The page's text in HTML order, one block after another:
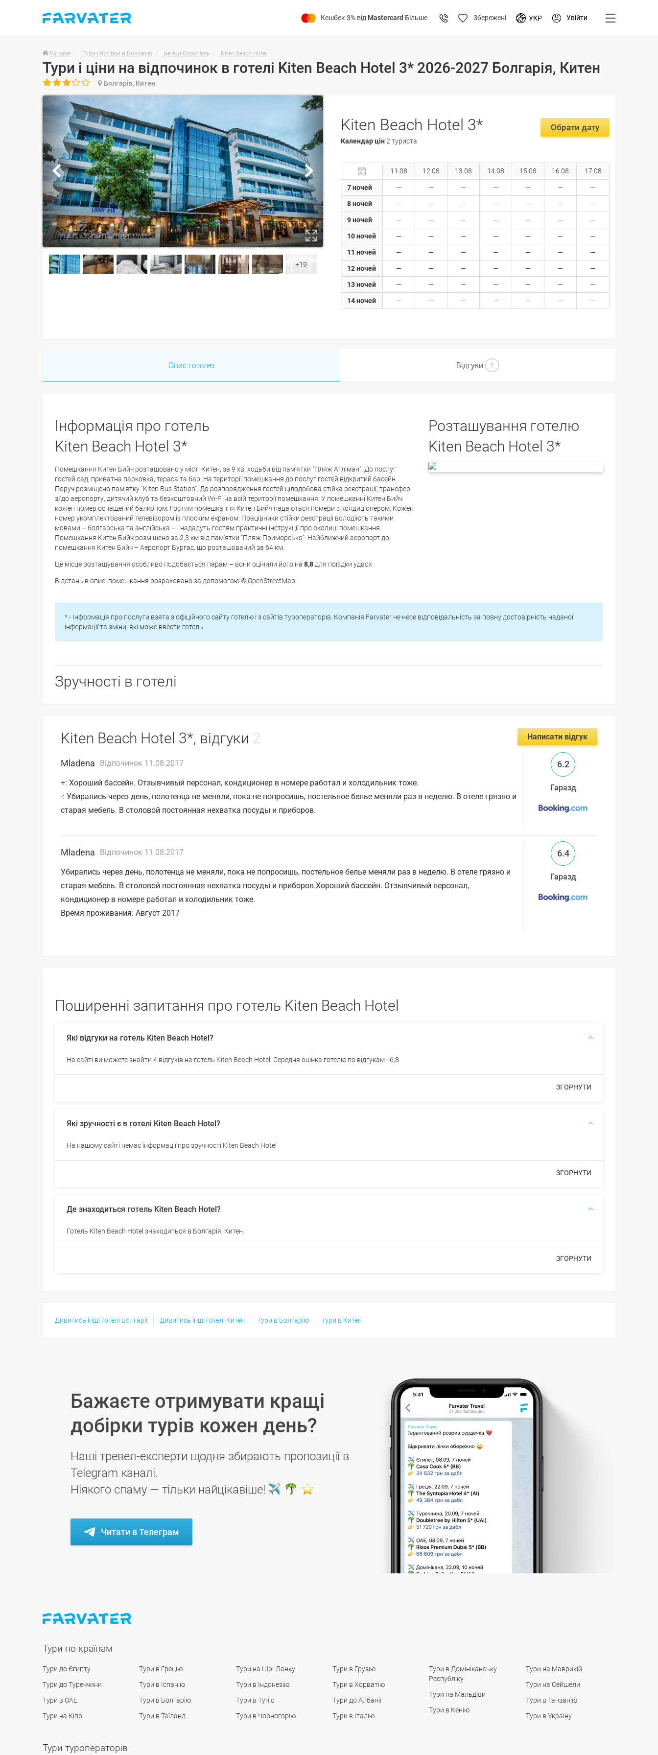
Кешбек 3% від Mastercard Більше Збережені УКР Увійти
Farvater Тури і путівки в Болгарію регіон Созополь Kiten Beach Hotel
Тури і ціни на відпочинок в готелі Kiten Beach Hotel 3* 2026-2027 Болгарія, Китен
 Болгарія, Китен
+19
Kiten Beach Hotel 3*
Календар цін2 туриста
Обрати дату
7 ночей
8 ночей
9 ночей
10 ночей
11 ночей
12 ночей
13 ночей
14 ночей
11.08 12.08 13.08 14.08 15.08 16.08 17.08
Опис готелю Відгуки 2
Інформація про готель
Kiten Beach Hotel 3*
Помешкання Китен Бийч розташовано у місті Китен, за 9 хв. ходьби від пам'ятки "Пляж Атліман". До послуг
гостей сад, приватна парковка, тераса та бар. На території помешкання до послуг гостей відкритий басейн.
Поруч розміщено пам'ятку "Kiten Bus Station". До розпорядження гостей цілодобова стійка реєстрації, трансфер
з/до аеропорту, дитячий клуб та безкоштовний Wi-Fi на всій території помешкання. У помешканні Китен Бийч
кожен номер оснащений балконом. Гостям помешкання Китен Бийч надаються номери з кондиціонером. Кожен
номер укомплектований телевізором із плоским екраном. Працівники стійки реєстрації володіють такими
мовами – болгарська та англійська – і нададуть гостям практичні інструкції про околиці помешкання.
Помешкання Китен Бийч розміщено за 2,3 км від пам'ятки "Пляж Приморсько". Найближчий аеропорт до
помешкання Китен Бийч – Аеропорт Бургас, що розташований за 64 км.
Це місце розташування особливо подобається парам – вони оцінили його на8,8для поїздки удвох.
Відстань в описі помешкання розраховано за допомогою © OpenStreetMap
Розташування готелю
Kiten Beach Hotel 3*
* - Інформація про послуги взята з офіційного сайту готелю і з сайтів туроператорів. Компанія Farvater не несе відповідальність за повну достовірність наданої
інформації та зміни, які може ввести готель.
Зручності в готелі
Kiten Beach Hotel 3*, відгуки 2 Написати відгук
Mladena Відпочинок 11.08.2017
+: Хороший бассейн. Отзывчивый персонал, кондиционер в номере работал и холодильник тоже.
-: Убирались через день, полотенца не меняли, пока не попросишь, постельное белье меняли раз в неделю. В отеле грязно и
старая мебель. В столовой постоянная нехватка посуды и приборов.
6.2
Гаразд
Mladena Відпочинок 11.08.2017
Убирались через день, полотенца не меняли, пока не попросишь, постельное белье меняли раз в неделю. В отеле грязно и
старая мебель. В столовой постоянная нехватка посуды и приборов.Хороший бассейн. Отзывчивый персонал,
кондиционер в номере работал и холодильник тоже.
Время проживания: Август 2017
6.4
Гаразд
Поширенні запитання про готель Kiten Beach Hotel
Які відгуки на готель Kiten Beach Hotel?
На сайті ви можете знайти 4 відгуків на готель Kiten Beach Hotel. Середня оцінка готелю по відгукам - 6,8
ЗГОРНУТИ
Які зручності є в готелі Kiten Beach Hotel?
На нашому сайті немає інформації про зручності Kiten Beach Hotel
ЗГОРНУТИ
Де знаходиться готель Kiten Beach Hotel?
Готель Kiten Beach Hotel знаходиться в Болгарія, Китен.
ЗГОРНУТИ
Дивитись інші готелі Болгарії Дивитись інші готелі Китен Тури в Болгарію Тури в Китен
Бажаєте отримувати кращі
добірки турів кожен день?
Наші тревел-експерти щодня збирають пропозиції в
Telegram каналі.
Ніякого спаму — тільки найцікавіше!
Читати в Телеграм
Тури по країнам
Тури до Єгипту
Тури до Туреччини
Тури в ОАЕ
Тури на Кіпр
Тури в Грецію
Тури в Іспанію
Тури в Болгарію
Тури в Таїланд
Тури на Шрі-Ланку
Тури в Індонезію
Тури в Туніс
Тури в Чорногорію
Тури в Грузію
Тури в Хорватію
Тури до Албанії
Тури в Італію
Тури в Домініканську
Республіку
Тури на Мальдіви
Тури в Кенію
Тури на Маврикій
Тури на Сейшели
Тури в Танзанію
Тури в Україну
Тури туроператорів